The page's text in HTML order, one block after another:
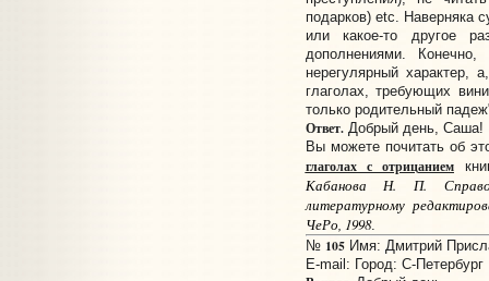
подарков) etc. Наверняка
или какое-то другое
дополнениями.
нерегулярный характер,
глаголах, требующих
только родительный
Ответ.Добрый день, Саша!
Вы можете почитать об
глаголах с отрицанием
Кабанова Н. П.
литературному
ЧеРо, 1998.
№ 105Имя: Дмитрий
E-mail: Город: С-Петербург